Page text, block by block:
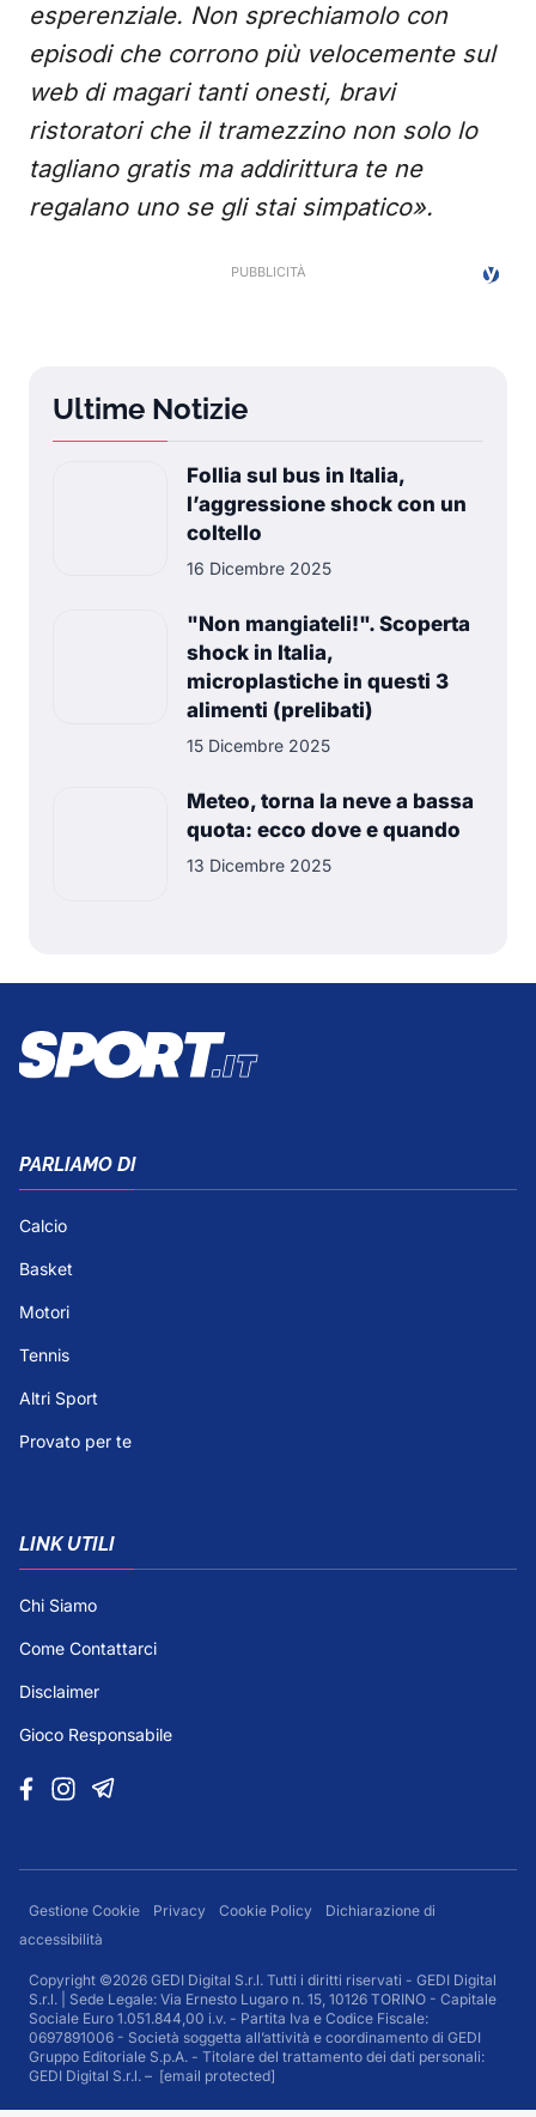
esperenziale. Non sprechiamolo con
episodi che corrono più velocemente sul
web di magari tanti onesti, bravi
ristoratori che il tramezzino non solo lo
tagliano gratis ma addirittura te ne
regalano uno se gli stai simpatico».
Ultime Notizie
Follia sul bus in Italia,
l’aggressione shock con un
coltello
16 Dicembre 2025
"Non mangiateli!". Scoperta
shock in Italia,
microplastiche in questi 3
alimenti (prelibati)
15 Dicembre 2025
Meteo, torna la neve a bassa
quota: ecco dove e quando
13 Dicembre 2025
PARLIAMO DI
Calcio
Basket
Motori
Tennis
Altri Sport
Provato per te
LINK UTILI
Chi Siamo
Come Contattarci
Disclaimer
Gioco Responsabile
Gestione Cookie Privacy Cookie Policy
Dichiarazione di
accessibilità
Copyright ©2026 GEDI Digital S.r.l. Tutti i diritti riservati - GEDI Digital
S.r.l. | Sede Legale: Via Ernesto Lugaro n. 15, 10126 TORINO - Capitale
Sociale Euro 1.051.844,00 i.v. - Partita Iva e Codice Fiscale:
0697891006 - Società soggetta all’attività e coordinamento di GEDI
Gruppo Editoriale S.p.A. - Titolare del trattamento dei dati personali:
GEDI Digital S.r.l. – [email protected]